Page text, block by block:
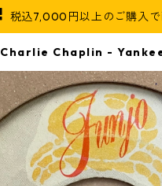
税込7,000円以上のご購入
Charlie Chaplin - Yankee